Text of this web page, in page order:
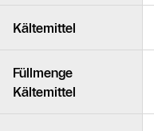
Kältemittel
Füllmenge
Kältemittel